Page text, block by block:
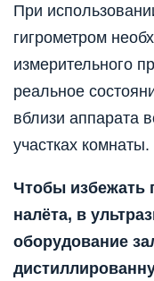
При
гигрометром
измерительного
реальное
вблизи аппарата
участках комнаты.
Чтобы избежать
налёта, в
оборудование